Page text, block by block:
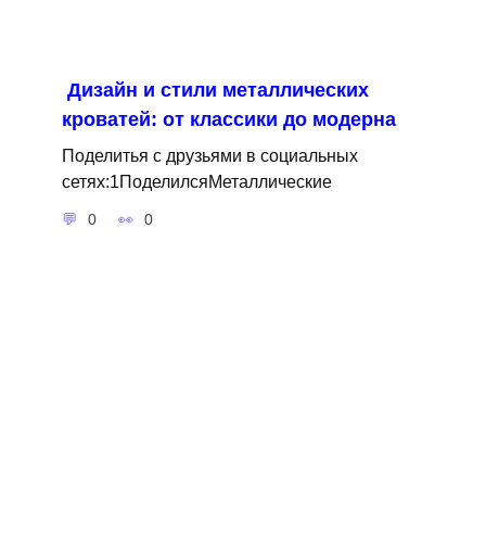
Дизайн и стили металлических
кроватей: от классики до модерна
Поделитья с друзьями в социальных
сетях:1ПоделилсяМеталлические
0 0